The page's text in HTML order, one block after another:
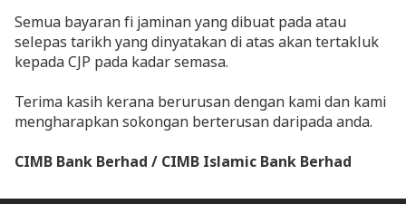
Semua bayaran fi jaminan yang dibuat pada atau
selepas tarikh yang dinyatakan di atas akan tertakluk
kepada CJP pada kadar semasa.
Terima kasih kerana berurusan dengan kami dan kami
mengharapkan sokongan berterusan daripada anda.
CIMB Bank Berhad / CIMB Islamic Bank Berhad